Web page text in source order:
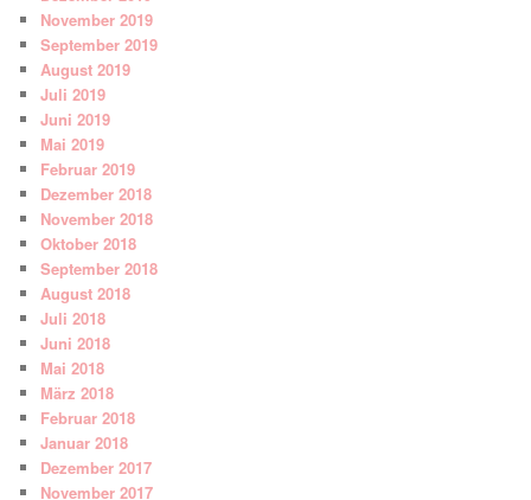
November 2019
September 2019
August 2019
Juli 2019
Juni 2019
Mai 2019
Februar 2019
Dezember 2018
November 2018
Oktober 2018
September 2018
August 2018
Juli 2018
Juni 2018
Mai 2018
März 2018
Februar 2018
Januar 2018
Dezember 2017
November 2017